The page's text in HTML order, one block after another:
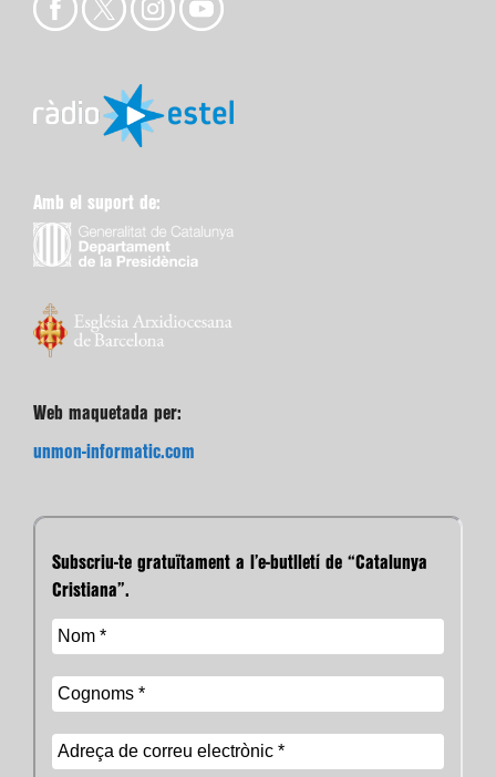
Amb el suport de:
Web maquetada per:
unmon-informatic.com
Subscriu-te gratuïtament a l’e-butlletí de “Catalunya
Cristiana”.